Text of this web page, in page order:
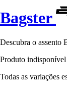
Bagster
Descubra o assento
Produto indisponível
Todas as variações